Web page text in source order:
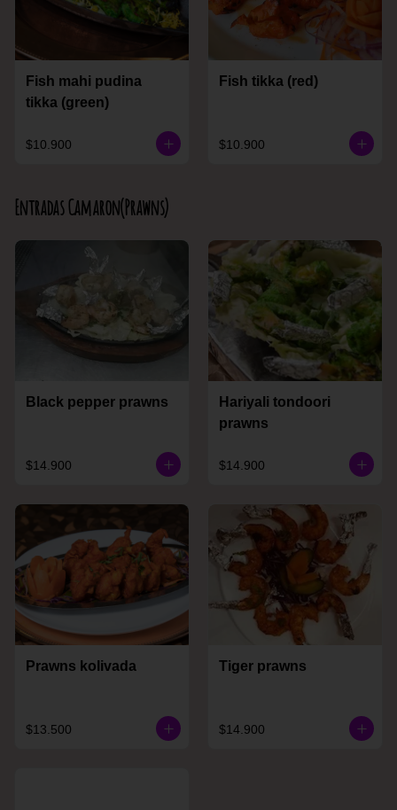
Fish mahi pudina
tikka (green)
$10.900
Fish tikka (red)
$10.900
Entradas Camaron(Prawns)
Black pepper prawns
$14.900
Hariyali tondoori
prawns
$14.900
Prawns kolivada
$13.500
Tiger prawns
$14.900